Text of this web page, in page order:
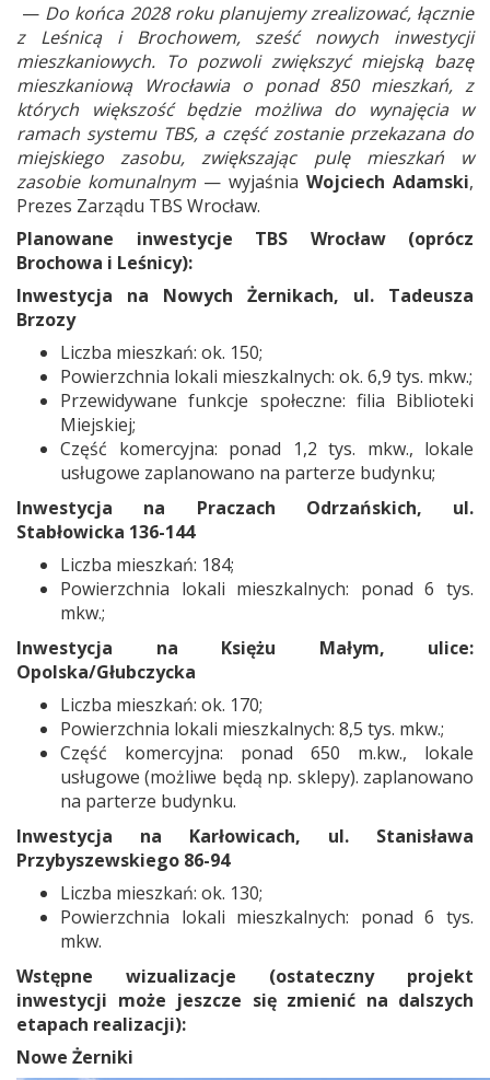
— Do końca 2028 roku planujemy zrealizować, łącznie
z Leśnicą i Brochowem, sześć nowych inwestycji
mieszkaniowych. To pozwoli zwiększyć miejską bazę
mieszkaniową Wrocławia o ponad 850 mieszkań, z
których większość będzie możliwa do wynajęcia w
ramach systemu TBS, a część zostanie przekazana do
miejskiego zasobu, zwiększając pulę mieszkań w
zasobie komunalnym — wyjaśnia Wojciech Adamski,
Prezes Zarządu TBS Wrocław.
Planowane inwestycje TBS Wrocław (oprócz
Brochowa i Leśnicy):
Inwestycja na Nowych Żernikach, ul. Tadeusza
Brzozy
Liczba mieszkań: ok. 150;
Powierzchnia lokali mieszkalnych: ok. 6,9 tys. mkw.;
Przewidywane funkcje społeczne: filia Biblioteki
Miejskiej;
Część komercyjna: ponad 1,2 tys. mkw., lokale
usługowe zaplanowano na parterze budynku;
Inwestycja na Praczach Odrzańskich, ul.
Stabłowicka 136-144
Liczba mieszkań: 184;
Powierzchnia lokali mieszkalnych: ponad 6 tys.
mkw.;
Inwestycja na Księżu Małym, ulice:
Opolska/Głubczycka
Liczba mieszkań: ok. 170;
Powierzchnia lokali mieszkalnych: 8,5 tys. mkw.;
Część komercyjna: ponad 650 m.kw., lokale
usługowe (możliwe będą np. sklepy). zaplanowano
na parterze budynku.
Inwestycja na Karłowicach, ul. Stanisława
Przybyszewskiego 86-94
Liczba mieszkań: ok. 130;
Powierzchnia lokali mieszkalnych: ponad 6 tys.
mkw.
Wstępne wizualizacje (ostateczny projekt
inwestycji może jeszcze się zmienić na dalszych
etapach realizacji):
Nowe Żerniki